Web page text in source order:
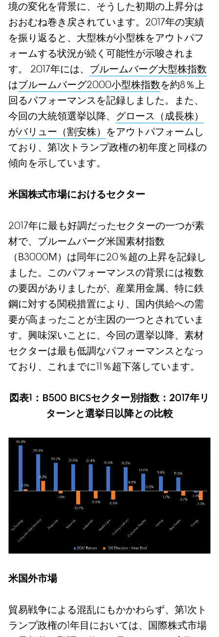
境の変化を背景に、そうした初期の上昇分は
おおむね巻き戻されています。2017年の実績
を振り返ると、大型株が小型株をアウトパフ
ォームする状況が続く可能性が示唆されま
す。 2017年には、 ブルームバーグ大型株指数
はブルームバーグ2000小型株指数を約8％上
回るパフォーマンスを記録しました。また、
今回の大統領選挙以降、 グロース（成長株）
がバリュー（割安株） をアウトパフォームし
ており、第1次トランプ政権の初年度と同様の
傾向を示しています。
米国株式市場におけるセクター
2017年に最も好調だったセクターの一つが素
材で、ブルームバーグ米国素材指数
（B3000M）は同年に20％超の上昇を記録し
ました。このパフォーマンスの背景には複数
の要因がありましたが、産業用金属、特に鉄
鋼に対する関税措置により、国内供給への需
要が高まったことが主因の一つとされていま
す。興味深いことに、今回の選挙以降、素材
セクターは最も低調なパフォーマンスとなっ
ており、これまでに11％超下落しています。
図表1：B500 BICSセクター別指数：2017年リ
ターンと選挙日以降との比較
米国外市場
貿易戦争による混乱にもかかわらず、第1次ト
ランプ政権の1年目においては、国際株式市場